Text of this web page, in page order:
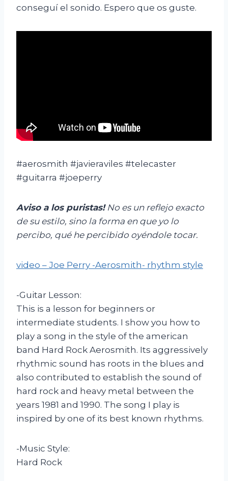
conseguí el sonido. Espero que os guste.
#aerosmith #javieraviles #telecaster
#guitarra #joeperry
Aviso a los puristas!No es un reflejo exacto
de su estilo, sino la forma en que yo lo
percibo, qué he percibido oyéndole tocar.
video – Joe Perry -Aerosmith- rhythm style
-Guitar Lesson:
This is a lesson for beginners or
intermediate students. I show you how to
play a song in the style of the american
band Hard Rock Aerosmith. Its aggressively
rhythmic sound has roots in the blues and
also contributed to establish the sound of
hard rock and heavy metal between the
years 1981 and 1990. The song I play is
inspired by one of its best known rhythms.
-Music Style:
Hard Rock